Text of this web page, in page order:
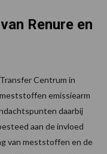
Renure en
Centrum in
emissiearm
daarbij
aan de invloed
van meststoffen en de